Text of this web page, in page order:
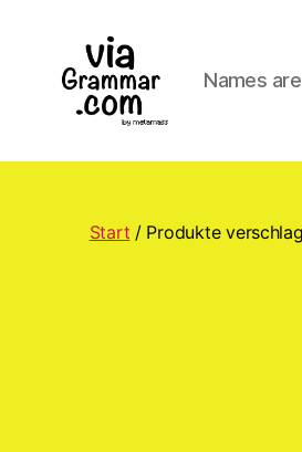
Names
Start / Produkte